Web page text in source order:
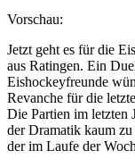
Vorschau:
Jetzt geht es für die
aus Ratingen. Ein
Eishockeyfreunde
Revanche für die
Die Partien im letzten
der Dramatik kaum
der im Laufe der